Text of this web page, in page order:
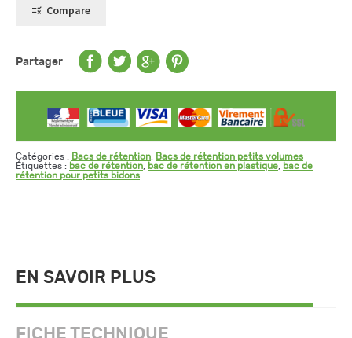
Compare
Partager
Catégories : Bacs de rétention
Bacs de rétention petits volumes
Étiquettes : bac de rétention bac de rétention en plastique
bac de
rétention pour petits bidons
EN SAVOIR PLUS
FICHE TECHNIQUE